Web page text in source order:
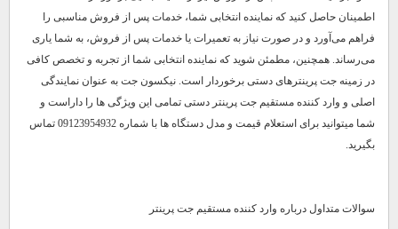
اطمینان حاصل کنید که نماینده انتخابی شما، خدمات پس از فروش مناسبی را
فراهم می‌آورد و در صورت نیاز به تعمیرات یا خدمات پس از فروش، به شما یاری
می‌رساند. همچنین، مطمئن شوید که نماینده انتخابی شما از تجربه و تخصص کافی
در زمینه جت پرینترهای دستی برخوردار است. نیکسون جت به عنوان نمایندگی
اصلی و وارد کننده مستقیم جت پرینتر دستی تمامی این ویژگی ها را داراست و
شما میتوانید برای استعلام قیمت و مدل دستگاه ها با شماره 09123954932 تماس
بگیرید.
سوالات متداول درباره وارد کننده مستقیم جت پرینتر